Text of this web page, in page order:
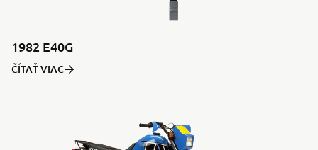
1982 E40G
ČÍTAŤ VIAC